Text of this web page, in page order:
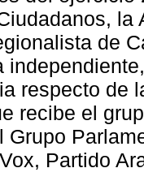
la
de
respecto de
recibe el
Grupo
Partido